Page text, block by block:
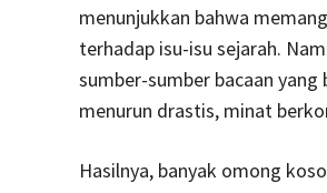
menunjukkan bahwa
terhadap isu-isu sejarah.
sumber-sumber bacaan
menurun drastis, minat
Hasilnya, banyak omong